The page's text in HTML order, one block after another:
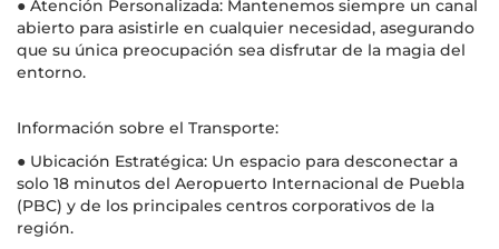
● Atención Personalizada: Mantenemos siempre un canal
abierto para asistirle en cualquier necesidad, asegurando
que su única preocupación sea disfrutar de la magia del
entorno.
Información sobre el Transporte:
● Ubicación Estratégica: Un espacio para desconectar a
solo 18 minutos del Aeropuerto Internacional de Puebla
(PBC) y de los principales centros corporativos de la
región.